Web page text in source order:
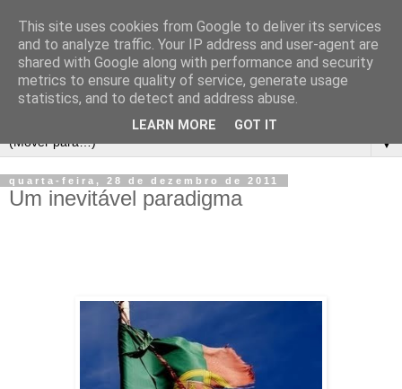
▼
quarta-feira, 28 de dezembro de 2011
Um inevitável paradigma
This site uses cookies from Google to deliver its services
and to analyze traffic. Your IP address and user-agent are
shared with Google along with performance and security
metrics to ensure quality of service, generate usage
statistics, and to detect and address abuse.
LEARN MORE GOT IT